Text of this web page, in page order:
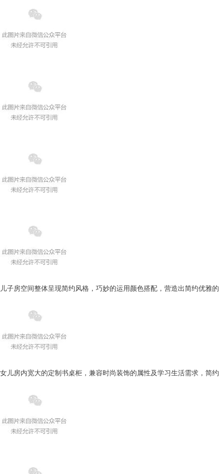
儿子房空间整体呈现简约风格，巧妙的运用颜色搭配，营造出简约优雅
女儿房内宽大的定制书桌柜，兼容时尚装饰的属性及学习生活需求，简